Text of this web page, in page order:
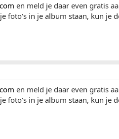
en meld je daar even gratis
foto's in je album staan, kun je
en meld je daar even gratis
foto's in je album staan, kun je